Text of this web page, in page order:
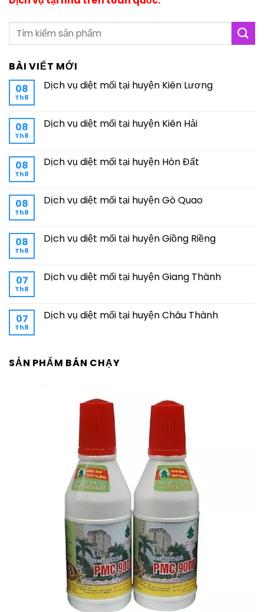
BÀI VIẾT MỚI
08
Th8
Dịch vụ diệt mối tại huyện Kiên Lương
08
Th8
Dịch vụ diệt mối tại huyện Kiên Hải
08
Th8
Dịch vụ diệt mối tại huyện Hòn Đất
08
Th8
Dịch vụ diệt mối tại huyện Gò Quao
08
Th8
Dịch vụ diệt mối tại huyện Giồng Riềng
07
Th8
Dịch vụ diệt mối tại huyện Giang Thành
07
Th8
Dịch vụ diệt mối tại huyện Châu Thành
SẢN PHẨM BÁN CHẠY